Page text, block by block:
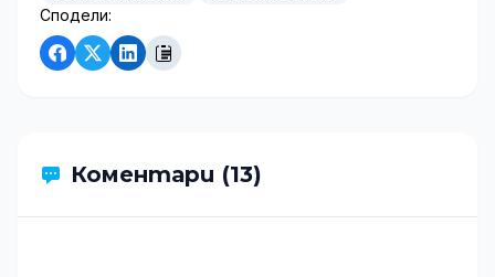
Сподели:
Коментари (13)